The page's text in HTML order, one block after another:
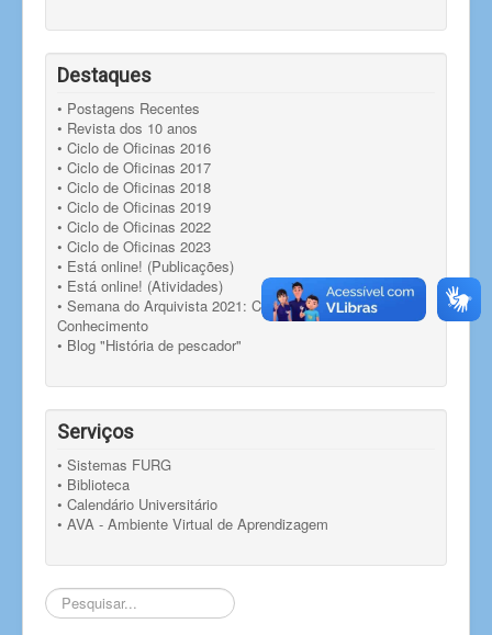
Destaques
• Postagens Recentes
• Revista dos 10 anos
• Ciclo de Oficinas 2016
• Ciclo de Oficinas 2017
• Ciclo de Oficinas 2018
• Ciclo de Oficinas 2019
• Ciclo de Oficinas 2022
• Ciclo de Oficinas 2023
• Está online! (Publicações)
• Está online! (Atividades)
• Semana do Arquivista 2021: Compartilhando
Conhecimento
• Blog "História de pescador"
Serviços
• Sistemas FURG
• Biblioteca
• Calendário Universitário
• AVA - Ambiente Virtual de Aprendizagem
Pesquisar...